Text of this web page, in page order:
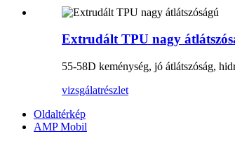
Extrudált TPU nagy
55-58D keménység, jó átlátszóság,
vizsgálatrészlet
Oldaltérkép
AMP Mobil